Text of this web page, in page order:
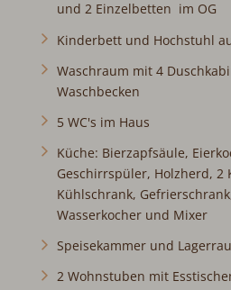
und 2 Einzelbetten im OG
Kinderbett und Hochstuhl auf
Waschraum mit 4
5 WC's im Haus
Küche: Bierzapfsäule,
Geschirrspüler, Holzherd, 2
Kühlschrank, Gefrierschrank,
Wasserkocher und Mixer
2 Wohnstuben mit Esstischen-